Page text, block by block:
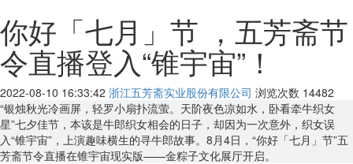
你好「七月」节 ，五芳斋节
令直播登入“锥宇宙”！
2022-08-10 16:33:42 浙江五芳斋实业股份有限公司 浏览次数 14482
“银烛秋光冷画屏，轻罗小扇扑流萤。天阶夜色凉如水，卧看牵牛织女
星”七夕佳节，本该是牛郎织女相会的日子，却因为一次意外，织女误
入“锥宇宙”，上演趣味横生的寻牛郎故事。8月4日，“你好「七月」节”五
芳斋节令直播在锥宇宙现实版——金粽子文化展厅开启。